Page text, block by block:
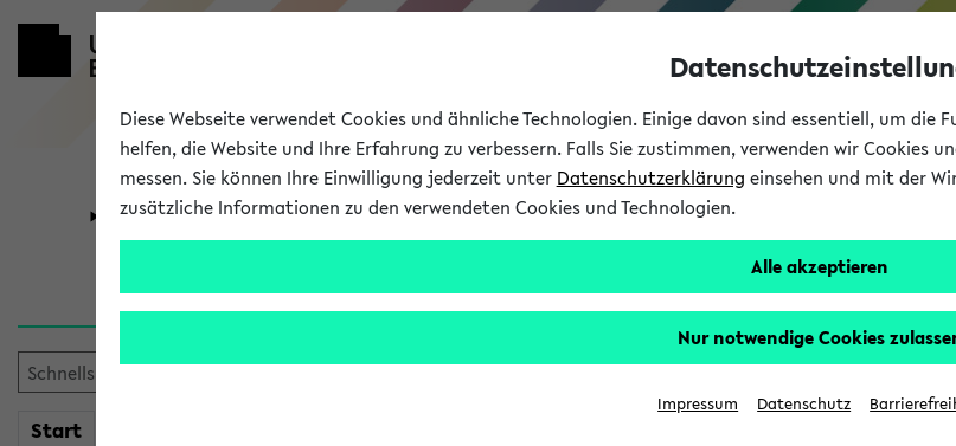
Universität Forschung Studium
Start
Sie möchten auf eine eKVV Funktion zugreifen, die Ihnen erst nach einer
Bitte melden
Diese Webseite verwendet Cookies und ähnliche Technologien. Einige davon sind essentiell, um
helfen, die Website und Ihre Erfahrung zu verbessern. Falls Sie zustimmen, verwenden wir
messen. Sie können Ihre Einwilligung jederzeit unter Datenschutzerklärung einsehen und mit der
zusätzliche Informationen zu den verwendeten Cookies und Technologien.
Alle akzeptieren
Nur notwendige Cookies
Impressum Datenschutz